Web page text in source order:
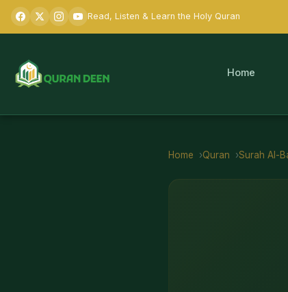
Read, Listen & Learn the Holy Quran
Home
Home Quran Surah Al-